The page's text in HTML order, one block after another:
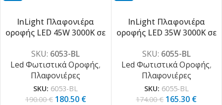
InLight Πλαφονιέρα
οροφής LED 45W 3000Κ σε
(6053-BL)
SKU: 6053-BL
Led Φωτιστικά Οροφής,
Πλαφονιέρες
SKU: 6053-BL
190.00€ 180.50 €
InLight Πλαφονιέρα
οροφής LED 35W 3000Κ σε
(6055-BL)
SKU: 6055-BL
Led Φωτιστικά Οροφής,
Πλαφονιέρες
SKU: 6055-BL
174.00€ 165.30 €